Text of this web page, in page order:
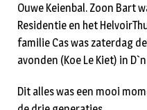
Ouwe Keienbal. Zoon Bart
Residentie en het
familie Cas was zaterdag
avonden (Koe Le Kiet) in
Dit alles was een mooi